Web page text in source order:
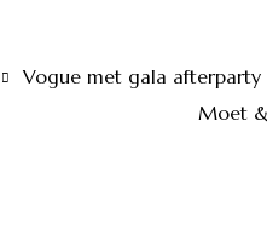
Vogue met gala afterparty
Moet